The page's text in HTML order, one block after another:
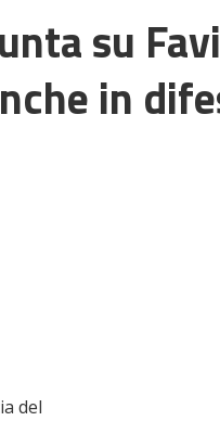
su
in
del